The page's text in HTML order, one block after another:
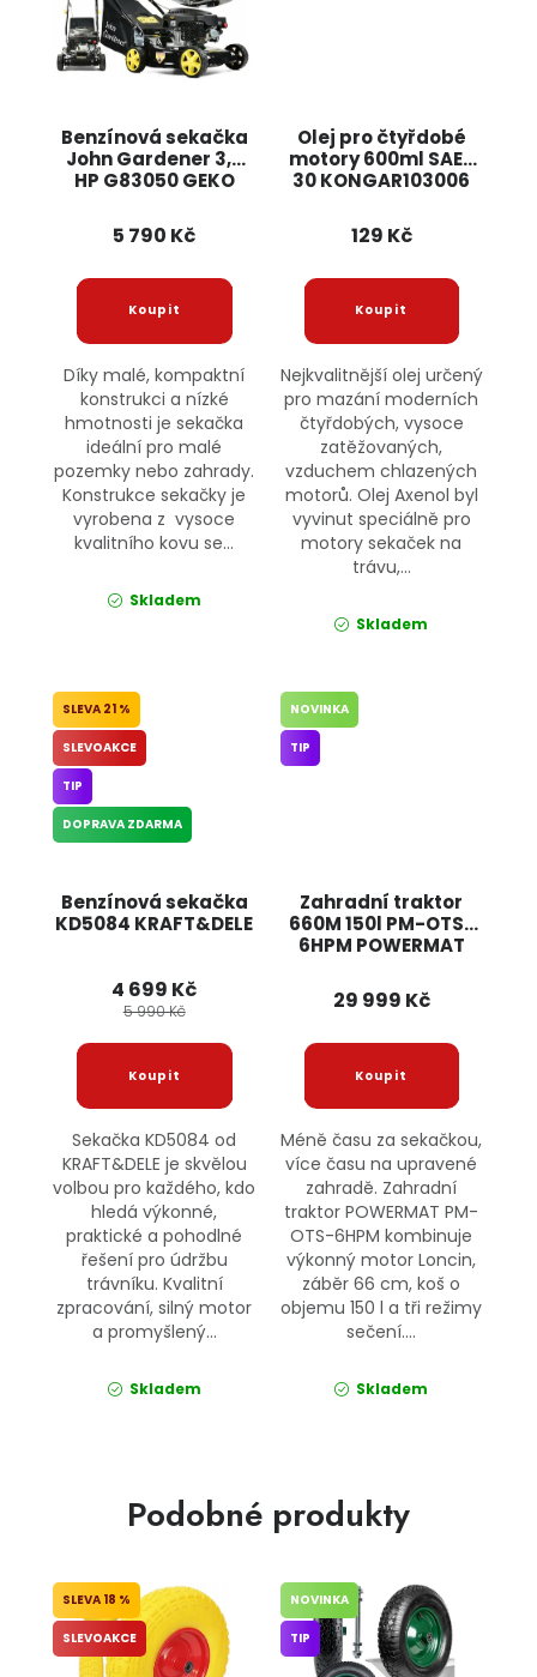
Benzínová sekačka
John Gardener 3,5
HP G83050 GEKO
5 790 Kč
Díky malé, kompaktní
konstrukci a nízké
hmotnosti je sekačka
ideální pro malé
pozemky nebo zahrady.
Konstrukce sekačky je
vyrobena z vysoce
kvalitního kovu se...
Skladem
Olej pro čtyřdobé
motory 600ml SAE-
30 KONGAR103006
129 Kč
Nejkvalitnější olej určený
pro mazání moderních
čtyřdobých, vysoce
zatěžovaných,
vzduchem chlazených
motorů. Olej Axenol byl
vyvinut speciálně pro
motory sekaček na
trávu,...
Skladem
Benzínová sekačka
KD5084 KRAFT&DELE
21 %
SLEVOAKCE
TIP
DOPRAVA ZDARMA
4 699 Kč
5 990 Kč
Sekačka KD5084 od
KRAFT&DELE je skvělou
volbou pro každého, kdo
hledá výkonné,
praktické a pohodlné
řešení pro údržbu
trávníku. Kvalitní
zpracování, silný motor
a promyšlený...
Skladem
Zahradní traktor
660M 150l PM-OTS-
6HPM POWERMAT
NOVINKA
TIP
29 999 Kč
Méně času za sekačkou,
více času na upravené
zahradě. Zahradní
traktor POWERMAT PM-
OTS-6HPM kombinuje
výkonný motor Loncin,
záběr 66 cm, koš o
objemu 150 l a tři režimy
sečení....
Skladem
Podobné produkty
18 %
SLEVOAKCE
NOVINKA
TIP